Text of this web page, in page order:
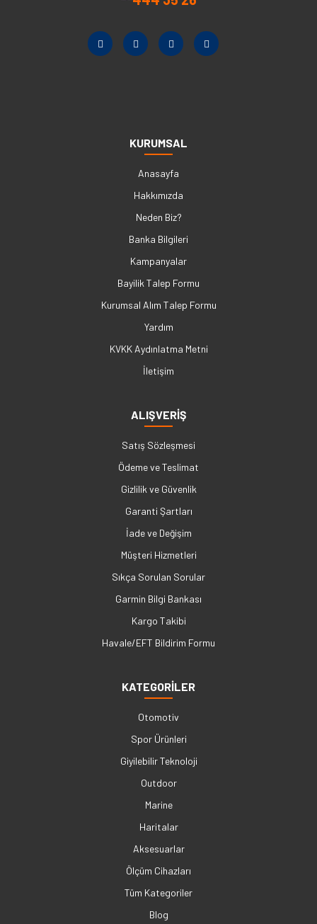
KURUMSAL
Anasayfa
Hakkımızda
Neden Biz?
Banka Bilgileri
Kampanyalar
Bayilik Talep Formu
Kurumsal Alım Talep Formu
Yardım
KVKK Aydınlatma Metni
İletişim
ALIŞVERİŞ
Satış Sözleşmesi
Ödeme ve Teslimat
Gizlilik ve Güvenlik
Garanti Şartları
İade ve Değişim
Müşteri Hizmetleri
Sıkça Sorulan Sorular
Garmin Bilgi Bankası
Kargo Takibi
Havale/EFT Bildirim Formu
KATEGORİLER
Otomotiv
Spor Ürünleri
Giyilebilir Teknoloji
Outdoor
Marine
Haritalar
Aksesuarlar
Ölçüm Cihazları
Tüm Kategoriler
Blog